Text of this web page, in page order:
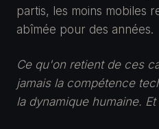
partis, les moins mobiles
abîmée pour des années.
Ce qu'on retient de ces
jamais la compétence
la dynamique humaine.